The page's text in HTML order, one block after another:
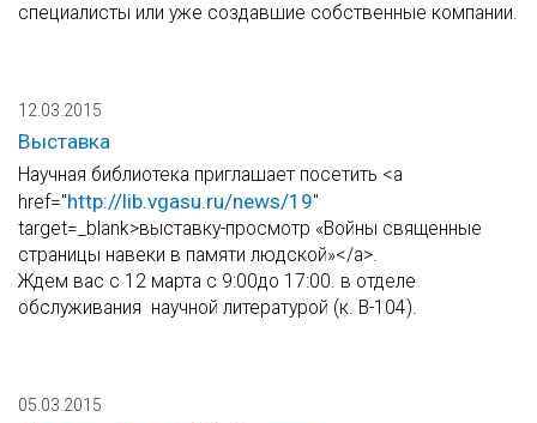
специалисты или уже создавшие собственные компании.
12.03.2015
Выставка
Научная библиотека приглашает посетить <a
href="http://lib.vgasu.ru/news/19"
target=_blank>выставку-просмотр «Войны священные
страницы навеки в памяти людской»</a>.
Ждем вас с 12 марта с 9:00до 17:00. в отделе
обслуживания научной литературой (к. В-104).
05.03.2015